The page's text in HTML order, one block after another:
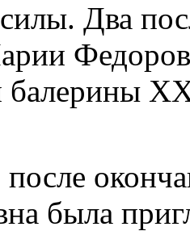
Два
балерины
была